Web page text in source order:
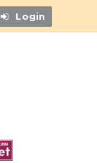
Login